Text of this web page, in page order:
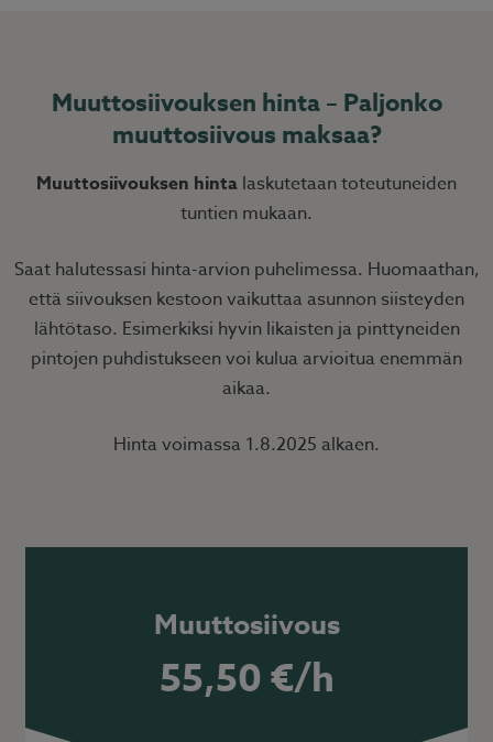
Muuttosiivouksen hinta – Paljonko
muuttosiivous maksaa?
Muuttosiivouksen hinta laskutetaan toteutuneiden
tuntien mukaan.
Saat halutessasi hinta-arvion puhelimessa. Huomaathan,
että siivouksen kestoon vaikuttaa asunnon siisteyden
lähtötaso. Esimerkiksi hyvin likaisten ja pinttyneiden
pintojen puhdistukseen voi kulua arvioitua enemmän
aikaa.
Hinta voimassa 1.8.2025 alkaen.
Muuttosiivous
55,50 €/h